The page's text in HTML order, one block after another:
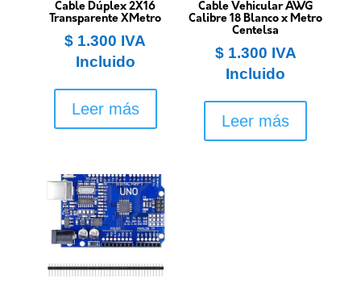
Cable Dúplex 2X16
Transparente XMetro
$ 1.300 IVA
Incluido
Leer más
Cable Vehicular AWG
Calibre 18 Blanco x Metro
Centelsa
$1.300 IVA
Incluido
Leer más